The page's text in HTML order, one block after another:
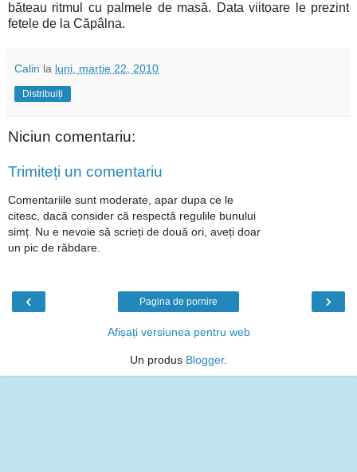
băteau ritmul cu palmele de masă. Data viitoare le prezint
fetele de la Căpâlna.
Calin la luni, martie 22, 2010
Distribuiți
Niciun comentariu:
Trimiteți un comentariu
Comentariile sunt moderate, apar dupa ce le
citesc, dacă consider că respectă regulile bunului
simț. Nu e nevoie să scrieți de două ori, aveți doar
un pic de răbdare.
‹ ›
Pagina de pornire
Afișați versiunea pentru web
Un produs Blogger.